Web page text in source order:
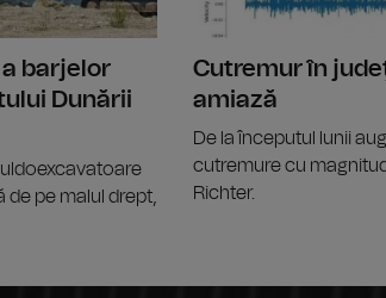
barjelor
Dunării
pe malul drept,
Cutremur în
amiază
De la începutul lunii
cutremure cu
Richter.